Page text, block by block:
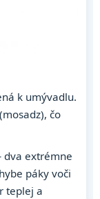
k umývadlu.
čo
extrémne
páky voči
teplej a